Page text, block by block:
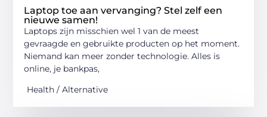
Laptop toe aan vervanging? Stel zelf een
nieuwe samen!
Laptops zijn misschien wel 1 van de meest
gevraagde en gebruikte producten op het moment.
Niemand kan meer zonder technologie. Alles is
online, je bankpas,
Health / Alternative